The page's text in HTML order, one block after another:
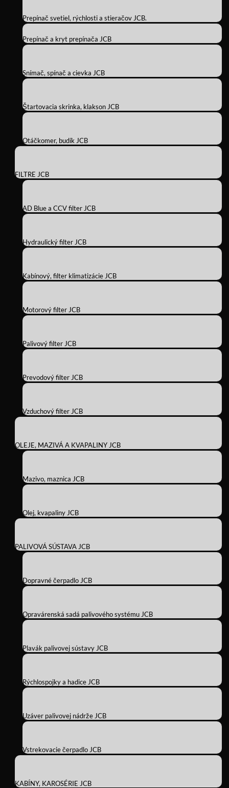
Prepínač svetiel, rýchlosti a stieračov JCB.
Prepínač a kryt prepínača JCB
Snímač, spínač a cievka JCB
Štartovacia skrinka, klakson JCB
Otáčkomer, budík JCB
FILTRE JCB
AD Blue a CCV filter JCB
Hydraulický filter JCB
Kabínový, filter klimatizácie JCB
Motorový filter JCB
Palivový filter JCB
Prevodový filter JCB
Vzduchový filter JCB
OLEJE, MAZIVÁ A KVAPALINY JCB
Mazivo, maznica JCB
Olej, kvapaliny JCB
PALIVOVÁ SÚSTAVA JCB
Dopravné čerpadlo JCB
Opravárenská sadá palivového systému JCB
Plavák palivovej sústavy JCB
Rýchlospojky a hadice JCB
Uzáver palivovej nádrže JCB
Vstrekovacie čerpadlo JCB
KABÍNY, KAROSÉRIE JCB